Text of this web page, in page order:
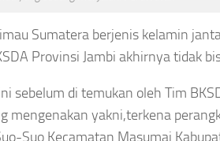
Sumatera berjenis kelamin
Provinsi Jambi akhirnya tidak
sebelum di temukan oleh Tim
mengenakan yakni,terkena
Suo Kecamatan Masumai
dengan Sandy Walsh